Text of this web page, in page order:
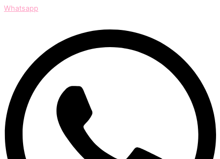
Whatsapp